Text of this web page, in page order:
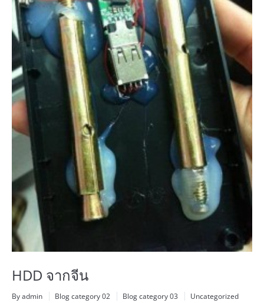
HDD จากจีน
By admin Blog category 02 Blog category 03 Uncategorized